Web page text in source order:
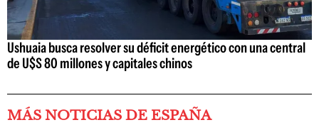
Ushuaia busca resolver su déficit energético con una central
de U$S 80 millones y capitales chinos
MÁS NOTICIAS DE ESPAÑA